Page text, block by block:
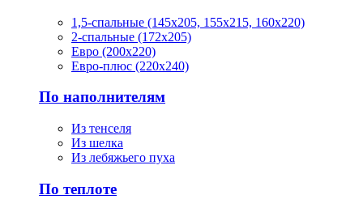
1,5-спальные (145х205, 155х215, 160х220)
2-спальные (172х205)
Евро (200х220)
Евро-плюс (220х240)
По наполнителям
Из тенселя
Из шелка
Из лебяжьего пуха
По теплоте